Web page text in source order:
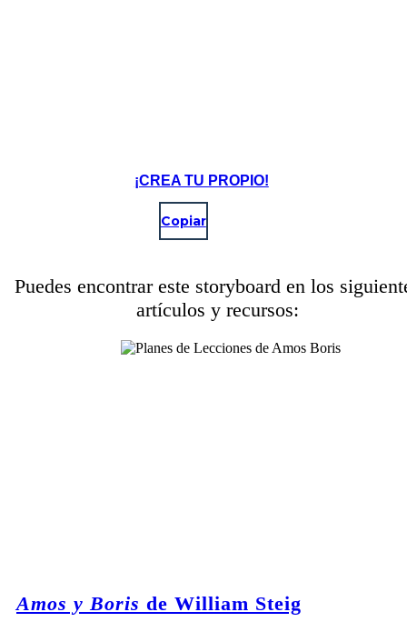
¡CREA TU PROPIO!
Copiar
Puedes encontrar este storyboard en los
artículos y recursos:
Amos y Boris de William Steig